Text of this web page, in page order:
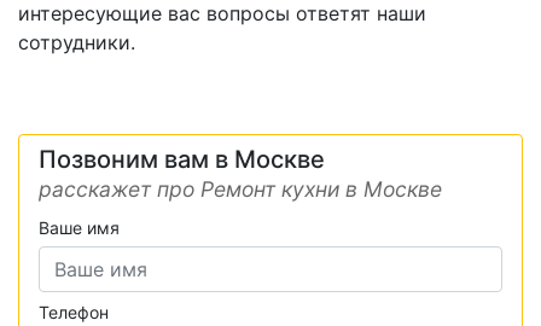
интересующие вас вопросы ответят наши
сотрудники.
Позвоним вам в Москве
расскажет про Ремонт кухни в Москве
Ваше имя
Телефон